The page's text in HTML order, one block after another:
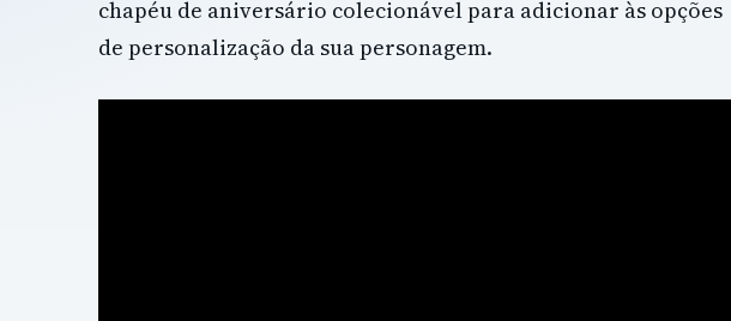
chapéu de aniversário colecionável para adicionar às opções
de personalização da sua personagem.